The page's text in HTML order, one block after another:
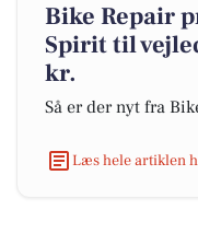
Bike Repair
Spirit til
kr.
Så er der nyt fra
Læs hele artiklen